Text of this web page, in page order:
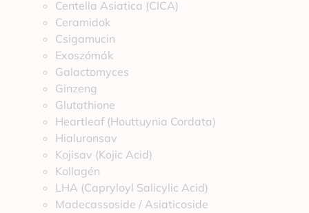
Centella Asiatica (CICA)
Ceramidok
Csigamucin
Exoszómák
Galactomyces
Ginzeng
Glutathione
Heartleaf (Houttuynia Cordata)
Hialuronsav
Kojisav (Kojic Acid)
Kollagén
LHA (Capryloyl Salicylic Acid)
Madecassoside / Asiaticoside